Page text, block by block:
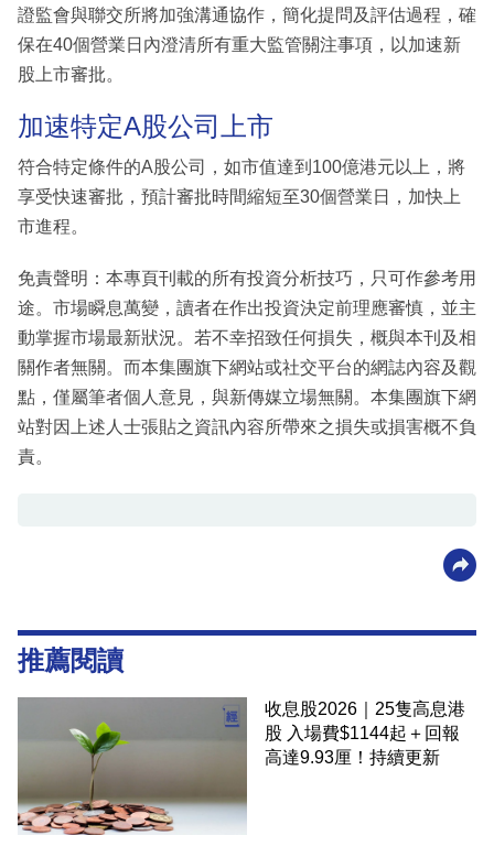
證監會與聯交所將加強溝通協作，簡化提問及評估過程，確
保在40個營業日內澄清所有重大監管關注事項，以加速新
股上市審批。
加速特定A股公司上市
符合特定條件的A股公司，如市值達到100億港元以上，將
享受快速審批，預計審批時間縮短至30個營業日，加快上
市進程。
免責聲明：本專頁刊載的所有投資分析技巧，只可作參考用
途。市場瞬息萬變，讀者在作出投資決定前理應審慎，並主
動掌握市場最新狀況。若不幸招致任何損失，概與本刊及相
關作者無關。而本集團旗下網站或社交平台的網誌內容及觀
點，僅屬筆者個人意見，與新傳媒立場無關。本集團旗下網
站對因上述人士張貼之資訊內容所帶來之損失或損害概不負
責。
推薦閱讀
收息股2026｜25隻高息港
股 入場費$1144起＋回報
高達9.93厘！持續更新